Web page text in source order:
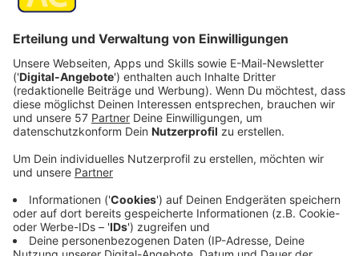
Steuererleichterungen für Hunde aus demAachener
Tierheim.
Darauf weist die Stadt jetzt hin.
Bisher war schon keine Hundesteuer fällig für die
ersten zwei Jahre nach der Aufnahme aus dem
Tierheim.
Darüberhinaus gilt die Steuerbefreiung inzwischen
auch für Hunde bis zu ihrem Lebensende, wenn sie die
zum Zeitpunkt der Übernahme aus dem Tierheim acht